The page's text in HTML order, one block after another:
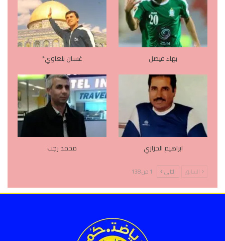
بهاء فيصل غسان بلعاوي*
ابراهيم الجزازي محمد رجب
السابق التالي 1 من 138